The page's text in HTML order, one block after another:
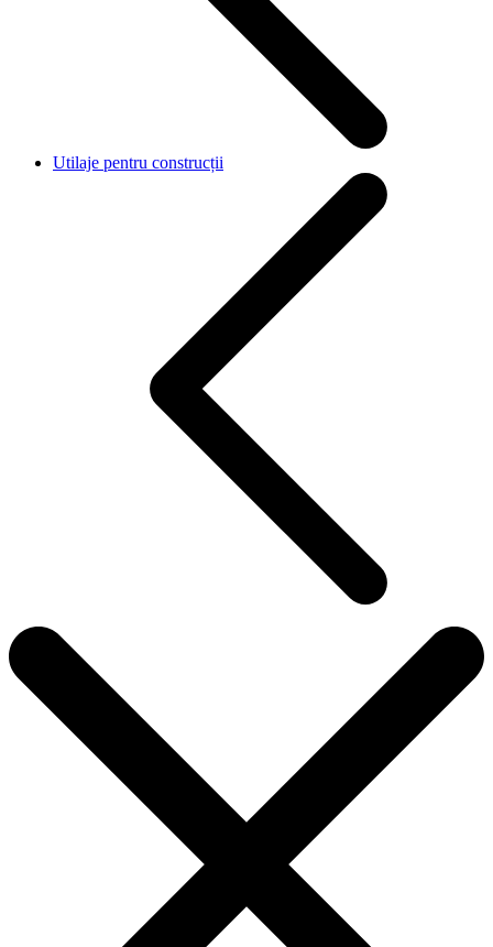
Utilaje pentru construcții